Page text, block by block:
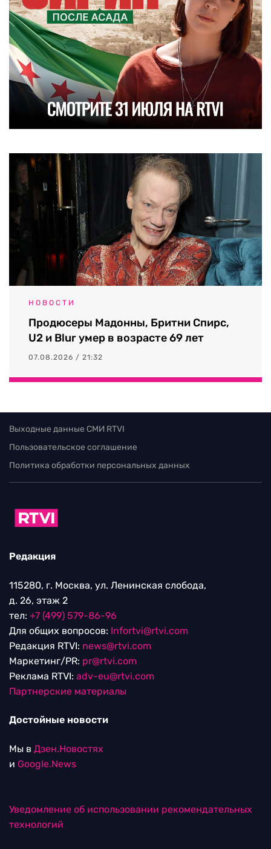
НОВОСТИ
Продюсеры Мадонны, Бритни Спирс,
U2 и Blur умер в возрасте 69 лет
07.08.2026 / 21:32
Выходные данные СМИ RTVI
Пользовательское соглашение
Политика обработки персональных данных
Редакция
115280, г. Москва, ул. Ленинская слобода,
д. 26, этаж 2
тел: +7 (499) 579-86-96
Для общих вопросов: Infortvi@rtvi.com
Редакция RTVI: news@rtvi.com
Маркетинг/PR: pr@rtvi.com
Реклама RTVI: adv-eu@rtvi.com
Партнерские материалы
Достойные новости
Мы в Дзен.Новостях
и Google.News
Уведомление об использовании рекомендательных
технологий